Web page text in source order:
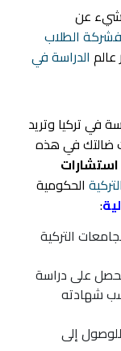
شيء عن
فشركة الطلاب
الدراسة في
في تركيا وتريد
ضالتك في هذه
الحكومية
:
التركية
على دراسة
شهادته
إلى